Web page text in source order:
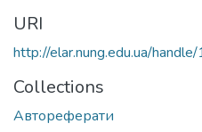
URI
http://elar.nung.edu.ua/
Collections
Автореферати